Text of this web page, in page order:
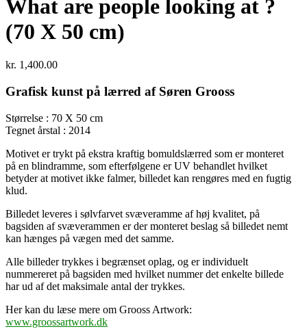
What are people looking at ?
(70 X 50 cm)
kr. 1,400.00
Grafisk kunst på lærred af Søren Grooss
Størrelse : 70 X 50 cm
Tegnet årstal : 2014
Motivet er trykt på ekstra kraftig bomuldslærred som er monteret
på en blindramme, som efterfølgene er UV behandlet hvilket
betyder at motivet ikke falmer, billedet kan rengøres med en fugtig
klud.
Billedet leveres i sølvfarvet svæveramme af høj kvalitet, på
bagsiden af svæverammen er der monteret beslag så billedet nemt
kan hænges på vægen med det samme.
Alle billeder trykkes i begrænset oplag, og er individuelt
nummereret på bagsiden med hvilket nummer det enkelte billede
har ud af det maksimale antal der trykkes.
Her kan du læse mere om Grooss Artwork:
www.groossartwork.dk